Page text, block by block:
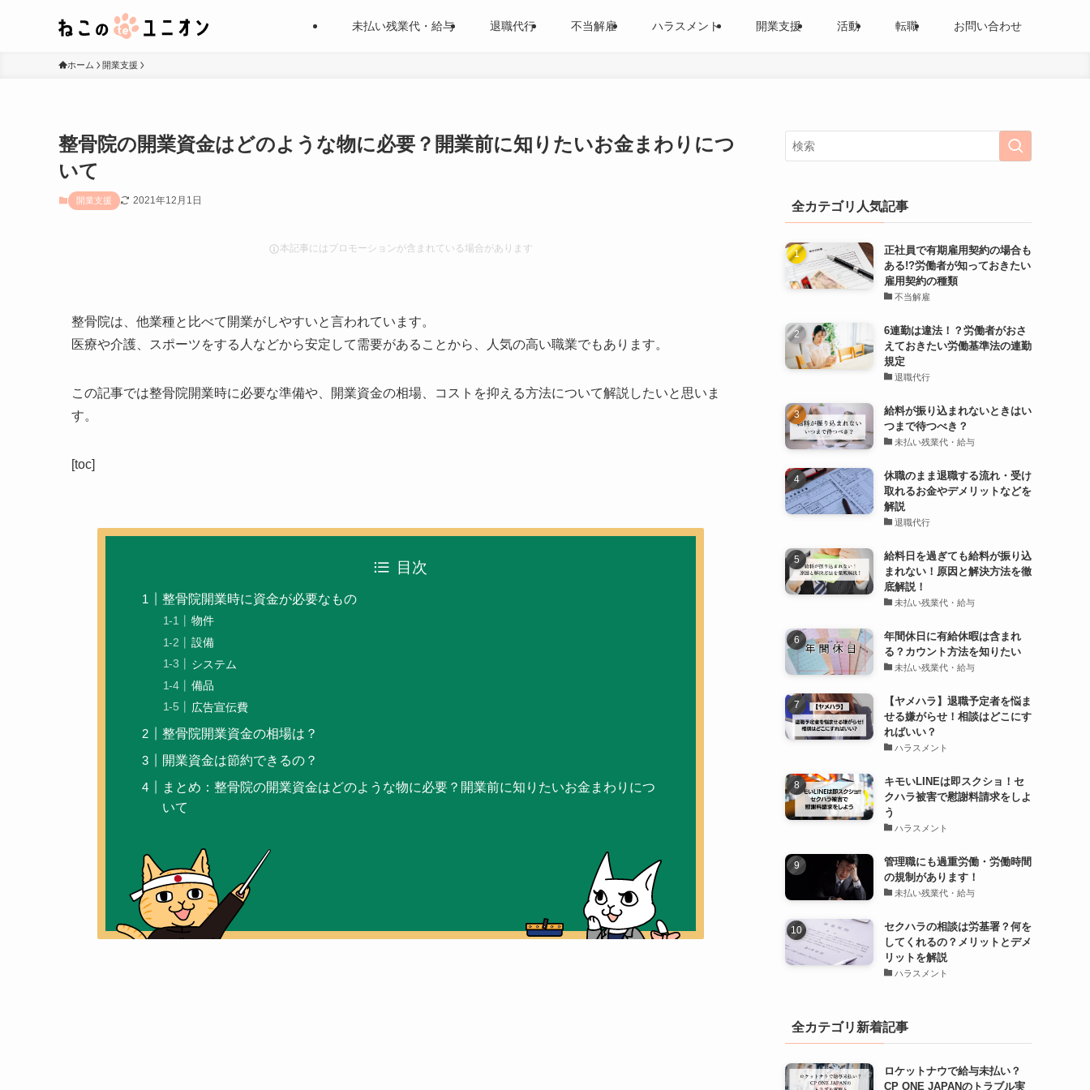
未払い残業代・給与 退職代行 不当解雇 ハラスメント 開業支援 活動 転職 お問い合わせ
ホーム 開業支援
整骨院の開業資金はどのような物に必要？開業前に知りたいお金まわりにつ
いて
開業支援 2021年12月1日
本記事にはプロモーションが含まれている場合があります
整骨院は、他業種と比べて開業がしやすいと言われています。
医療や介護、スポーツをする人などから安定して需要があることから、人気の高い職業でもあります。
この記事では整骨院開業時に必要な準備や、開業資金の相場、コストを抑える方法について解説したいと思いま
す。
[toc]
目次
整骨院開業時に資金が必要なもの
物件
設備
システム
備品
広告宣伝費
整骨院開業資金の相場は？
開業資金は節約できるの？
まとめ：整骨院の開業資金はどのような物に必要？開業前に知りたいお金まわりにつ
いて
全カテゴリ人気記事
正社員で有期雇用契約の場合も
ある!?労働者が知っておきたい
雇用契約の種類
不当解雇
6連勤は違法！？労働者がおさ
えておきたい労働基準法の連勤
規定
退職代行
給料が振り込まれないときはい
つまで待つべき？
未払い残業代・給与
休職のまま退職する流れ・受け
取れるお金やデメリットなどを
解説
退職代行
給料日を過ぎても給料が振り込
まれない！原因と解決方法を徹
底解説！
未払い残業代・給与
年間休日に有給休暇は含まれ
る？カウント方法を知りたい
未払い残業代・給与
【ヤメハラ】退職予定者を悩ま
せる嫌がらせ！相談はどこにす
ればいい？
ハラスメント
キモいLINEは即スクショ！セ
クハラ被害で慰謝料請求をしよ
う
ハラスメント
管理職にも過重労働・労働時間
の規制があります！
未払い残業代・給与
セクハラの相談は労基署？何を
してくれるの？メリットとデメ
リットを解説
ハラスメント
全カテゴリ新着記事
ロケットナウで給与未払い？
CP ONE JAPANのトラブル実